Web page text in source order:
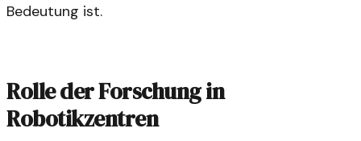
Bedeutung ist.
Rolle der Forschung in
Robotikzentren